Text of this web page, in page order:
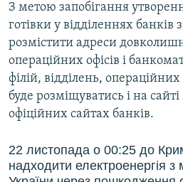
З метою запобігання
готівки у відділеннях банків
розмістити адреси
операційних офісів і
філій, відділень, операційних
буде розміщуватись і на
офіційних сайтах банків.
22 листопада о 00:25 до
надходити електроенергія з